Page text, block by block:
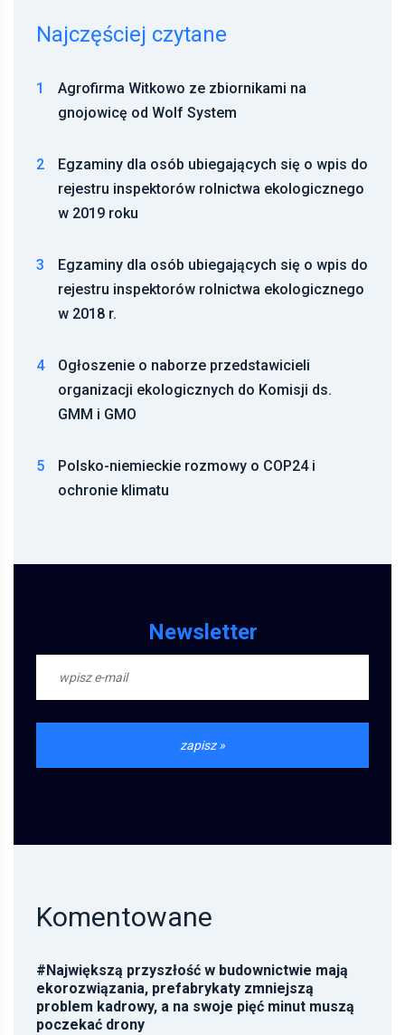
Najczęściej czytane
1
Agrofirma Witkowo ze zbiornikami na
gnojowicę od Wolf System
2
Egzaminy dla osób ubiegających się o wpis do
rejestru inspektorów rolnictwa ekologicznego
w 2019 roku
3
Egzaminy dla osób ubiegających się o wpis do
rejestru inspektorów rolnictwa ekologicznego
w 2018 r.
4
Ogłoszenie o naborze przedstawicieli
organizacji ekologicznych do Komisji ds.
GMM i GMO
5
Polsko-niemieckie rozmowy o COP24 i
ochronie klimatu
Newsletter
Komentowane
# Największą przyszłość w budownictwie mają
ekorozwiązania, prefabrykaty zmniejszą
problem kadrowy, a na swoje pięć minut muszą
poczekać drony